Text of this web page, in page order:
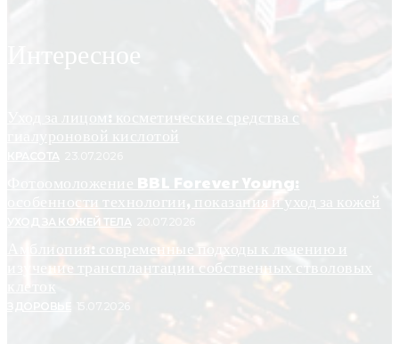
Интересное
Уход за лицом: косметические средства с
гиалуроновой кислотой
КРАСОТА
Фотоомоложение BBL Forever Young:
особенности технологии, показания и уход за кожей
УХОД ЗА КОЖЕЙ ТЕЛА
Амблиопия: современные подходы к лечению и
изучение трансплантации собственных стволовых
клеток
ЗДОРОВЬЕ